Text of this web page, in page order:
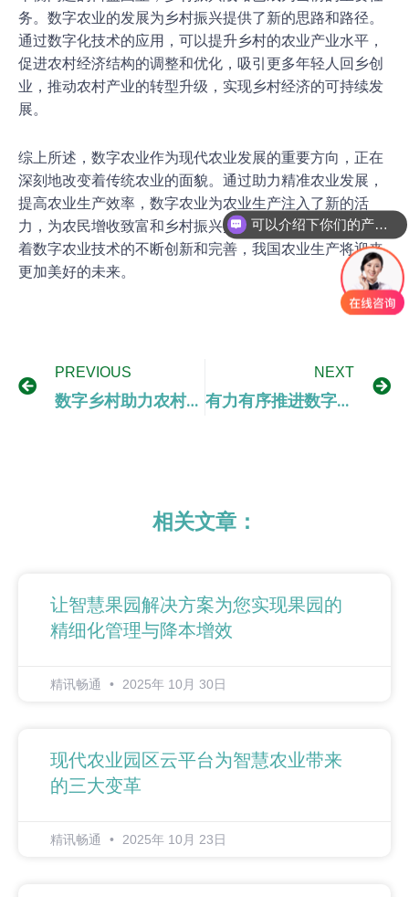
务。数字农业的发展为乡村振兴提供了新的思路和路径。
通过数字化技术的应用，可以提升乡村的农业产业水平，
促进农村经济结构的调整和优化，吸引更多年轻人回乡创
业，推动农村产业的转型升级，实现乡村经济的可持续发
展。
综上所述，数字农业作为现代农业发展的重要方向，正在
深刻地改变着传统农业的面貌。通过助力精准农业发展，
提高农业生产效率，数字农业为农业生产注入了新的活
力，为农民增收致富和乡村振兴提供了新的机遇。相信随
着数字农业技术的不断创新和完善，我国农业生产将迎来
更加美好的未来。
PREVIOUS
数字乡村助力农村产业升级与创新
NEXT
有力有序推进数字乡村建设
相关文章：
让智慧果园解决方案为您实现果园的
精细化管理与降本增效
精讯畅通 2025年 10月 30日
现代农业园区云平台为智慧农业带来
的三大变革
精讯畅通 2025年 10月 23日
可以介绍下你们的产品么